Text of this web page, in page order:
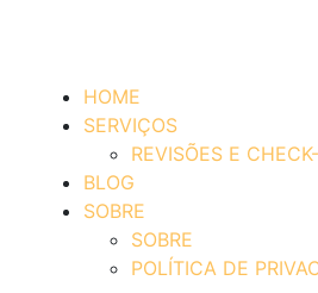
HOME
SERVIÇOS
REVISÕES E
BLOG
SOBRE
SOBRE
POLÍTICA DE